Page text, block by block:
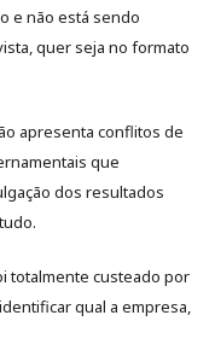
e não está sendo
quer seja no formato
apresenta conflitos de
que
dos resultados
totalmente custeado por
qual a empresa,